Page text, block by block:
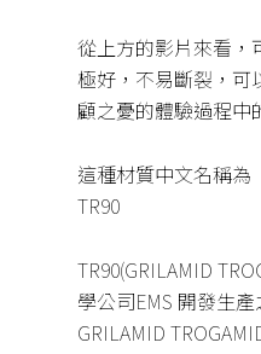
從上方的影片來看，
極好，不易斷裂，可
顧之憂的體驗過程中
這種材質中文名稱
TR90
TR90(GRILAMID
學公司EMS 開發生
GRILAMID